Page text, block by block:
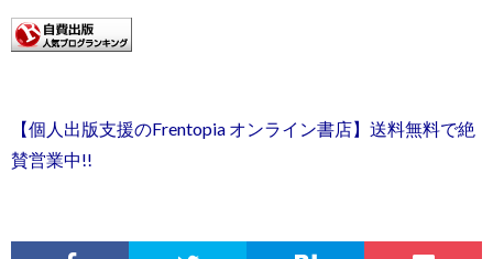
【個人出版支援のFrentopia オンライン書店】送料無料で絶
賛営業中!!